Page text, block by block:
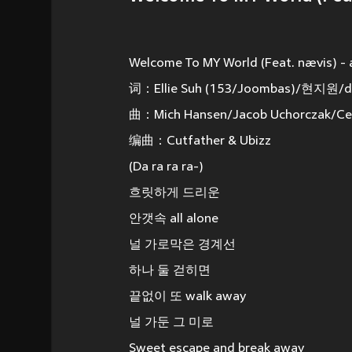
Welcome To MY World (Feat. nævis)
词：Ellie Suh (153/Joombas)/현지원/
曲：Mich Hansen/Jacob Uchorczak/
编曲：Cutfather & Ubizz
(Da ra ra ra-)
흐릿하게 드리운
안갯속 all alone
널 가로막은 경계선
하나 둘 걷히면
끝없이 또 walk away
널 가둔 그 미로
Sweet escape and break away